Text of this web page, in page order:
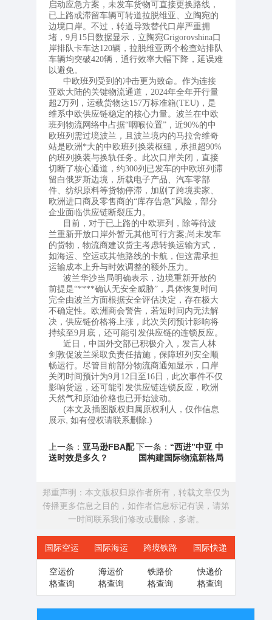
启动应急方案，未发车货物可直接更换路线，
已上路或滞留车辆可转道拉脱维亚、立陶宛的
边境口岸。不过，转道导致替代口岸严重拥
堵，9月15日数据显示，立陶宛Grigorovshina口
岸排队卡车达120辆，拉脱维亚两个检查站排队
车辆均突破420辆，通行效率大幅下降，延误难
以避免。
中欧班列受到的冲击更为致命。作为连接
亚欧大陆的关键物流通道，2024年全年开行量
超2万列，运载货物达157万标准箱(TEU)，是
维系中欧供应链稳定的核心力量。波兰在中欧
班列物流网络中占据“咽喉位置”，近90%的中
欧班列需过境波兰，且波兰境内的马拉舍维奇
站是欧洲*大的中欧班列换装枢纽，承担超90%
的班列换装与换轨任务。此次口岸关闭，直接
切断了核心通道，约300列已发车的中欧班列滞
留白俄罗斯边境，所载电子产品、汽车零部
件、纺织原料等货物停滞，加剧了跨境卖家、
欧洲进口商及零售商的“库存告急”风险，部分
企业面临供应链断裂压力。
目前，对于已上路的中欧班列，除等待波
兰重新开放口岸外暂无其他可行方案;尚未发车
的货物，物流商建议货主考虑转换运输方式，
如海运、空运或其他路线的卡航，但这需承担
运输成本上升与时效调整的额外压力。
波兰华沙当局明确表示，边境重新开放的
前提是“****确认无安全威胁”，具体恢复时间
完全由波兰方面根据安全评估决定，存在极大
不确定性。欧洲商会警告，若短时间内无法解
决，供应链价格将上涨，此次关闭预计影响将
持续至9月底，还可能引发供应链的连锁反应。
近日，中国外交部已积极介入，发言人林
剑敦促波兰采取负责任措施，保障班列安全顺
畅运行。尽管目前部分物流商通知显示，口岸
关闭时间预计为9月12日至16日，此次事件不仅
影响货运，还可能引发供应链连锁反应，欧洲
天然气和原油价格也已开始波动。
(本文及插图版权归属原权利人，仅作信息
展示, 如有侵权请联系删除.)
上一条： 亚马逊FBA配
送时效是多久？
下一条： “西进”中亚 中
国构建国际物流新格局
郑重声明：本文版权归原作者所有，转载文章仅为
传播更多信息之目的，如作者信息标记有误，请第
一时间联系我们修改或删除，多谢。
国际空运 国际海运 跨境铁路 国际快递
空运价
格查询
海运价
格查询
铁路价
格查询
快递价
格查询